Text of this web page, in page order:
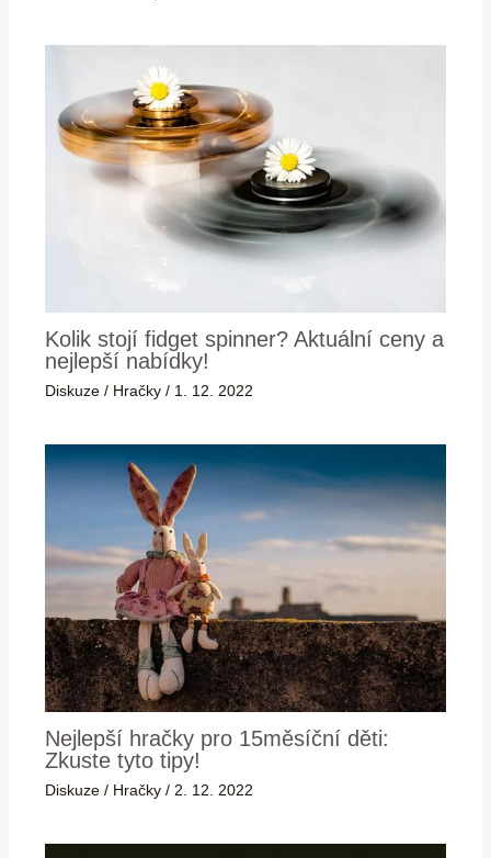
Kolik stojí fidget spinner? Aktuální ceny a
nejlepší nabídky!
Diskuze / Hračky / 1. 12. 2022
Nejlepší hračky pro 15měsíční děti:
Zkuste tyto tipy!
Diskuze / Hračky / 2. 12. 2022